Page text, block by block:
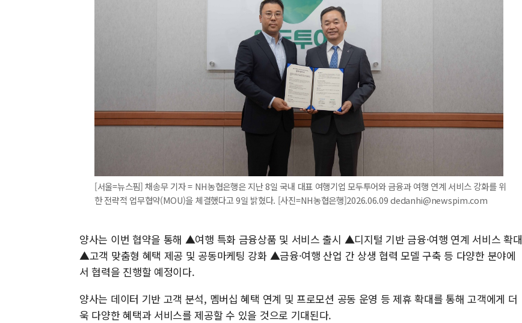
[서울=뉴스핌] 채송무 기자 = NH농협은행은 지난 8일 국내 대표 여행기업 모두투어와 금융과 여행 연계 서비스 강화를 위
한 전략적 업무협약(MOU)을 체결했다고 9일 밝혔다. [사진=NH농협은행]2026.06.09 dedanhi@newspim.com
양사는 이번 협약을 통해 ▲여행 특화 금융상품 및 서비스 출시 ▲디지털 기반 금융·여행 연계 서비스 확대
▲고객 맞춤형 혜택 제공 및 공동마케팅 강화 ▲금융·여행 산업 간 상생 협력 모델 구축 등 다양한 분야에
서 협력을 진행할 예정이다.
양사는 데이터 기반 고객 분석, 멤버십 혜택 연계 및 프로모션 공동 운영 등 제휴 확대를 통해 고객에게 더
욱 다양한 혜택과 서비스를 제공할 수 있을 것으로 기대된다.